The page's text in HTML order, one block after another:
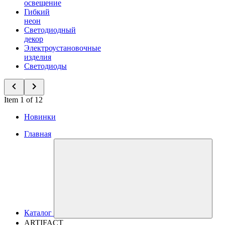
освещение
Гибкий
неон
Светодиодный
декор
Электроустановочные
изделия
Светодиоды
Item 1 of 12
Новинки
Главная
Каталог
ARTIFACT